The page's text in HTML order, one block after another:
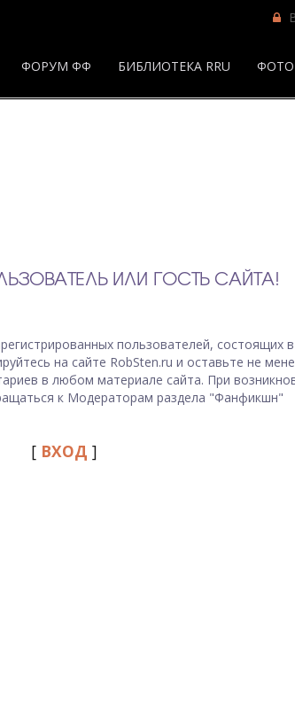
ФОРУМ ФФ БИБЛИОТЕКА RRU
ИЛИ ГОСТЬ САЙТА!
пользователей, состоящих
на сайте RobSten.ru и оставьте не
в любом материале сайта. При
к Модераторам раздела "Фанфикшн"
[ ВХОД ]